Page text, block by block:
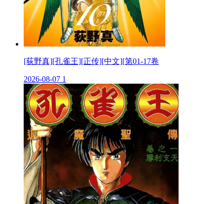
[荻野真][孔雀王][正传][中文][第01-17卷
2026-08-07 1